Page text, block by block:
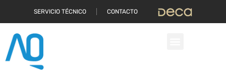
SERVICIO TÉCNICO CONTACTO